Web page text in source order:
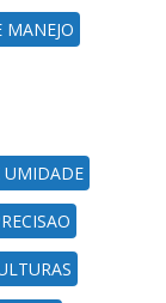
MANEJO
UMIDADE